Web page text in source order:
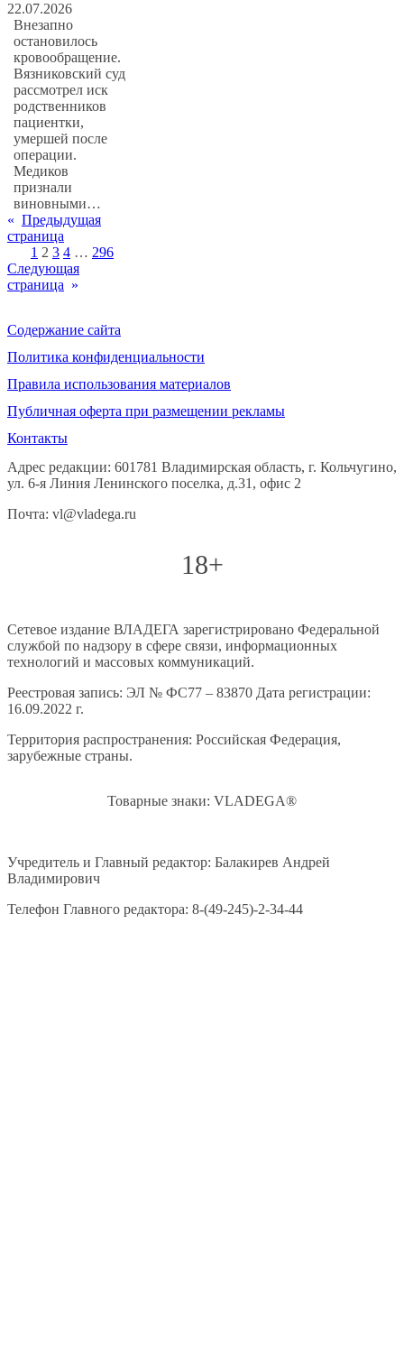
22.07.2026
Внезапно
остановилось
кровообращение.
Вязниковский суд
рассмотрел иск
родственников
пациентки,
умершей после
операции.
Медиков
признали
виновными…
« Предыдущая
страница
1 2 3 4 … 296
Следующая
страница »
Содержание сайта
Политика конфиденциальности
Правила использования материалов
Публичная оферта при размещении рекламы
Контакты
Адрес редакции: 601781 Владимирская область, г. Кольчугино,
ул. 6-я Линия Ленинского поселка, д.31, офис 2
Почта: vl@vladega.ru
18+
Сетевое издание ВЛАДЕГА зарегистрировано Федеральной
службой по надзору в сфере связи, информационных
технологий и массовых коммуникаций.
Реестровая запись: ЭЛ № ФС77 – 83870 Дата регистрации:
16.09.2022 г.
Территория распространения: Российская Федерация,
зарубежные страны.
Товарные знаки: VLADEGA®
Учредитель и Главный редактор: Балакирев Андрей
Владимирович
Телефон Главного редактора: 8-(49-245)-2-34-44